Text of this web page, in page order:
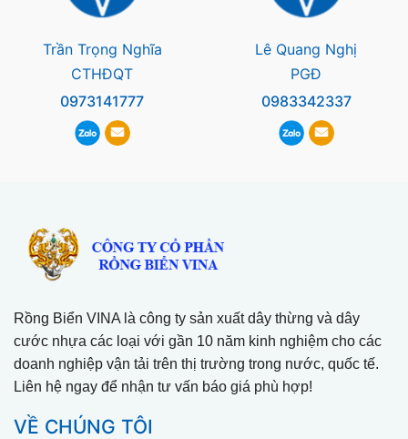
Trần Trọng Nghĩa
CTHĐQT
0973141777
Lê Quang Nghị
PGĐ
0983342337
Rồng Biển VINA là công ty sản xuất dây thừng và dây
cước nhựa các loại với gần 10 năm kinh nghiệm cho các
doanh nghiệp vận tải trên thị trường trong nước, quốc tế.
Liên hệ ngay để nhận tư vấn báo giá phù hợp!
VỀ CHÚNG TÔI